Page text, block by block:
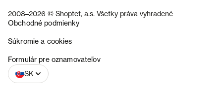
2008–2026 © Shoptet, a.s. Všetky práva vyhradené
Obchodné podmienky
Súkromie a cookies
Formulár pre oznamovateľov
SK